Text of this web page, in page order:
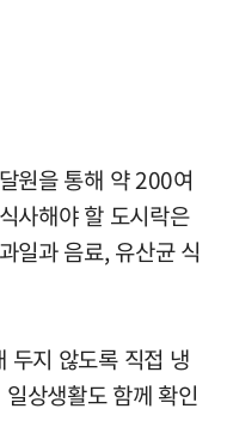
원을 통해 약 200여
사해야 할 도시락은
일과 음료, 유산균 식
두지 않도록 직접 냉
상생활도 함께 확인